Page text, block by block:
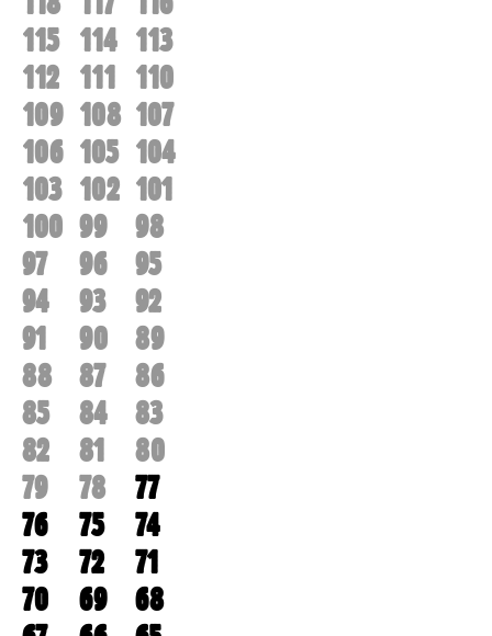
115 114 113
112 111 110
109 108 107
106 105 104
103 102 101
100 99
98
97
96
95
94
93
92
91
90
89
88
87
86
85
84
83
82
81
80
79
78
77
76
75
74
73
72
71
70
69
68